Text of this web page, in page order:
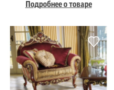
Подробнее о товаре